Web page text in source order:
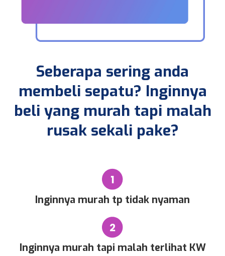
Seberapa sering anda
membeli sepatu? Inginnya
beli yang murah tapi malah
rusak sekali pake?
Inginnya murah tp tidak nyaman
Inginnya murah tapi malah terlihat KW